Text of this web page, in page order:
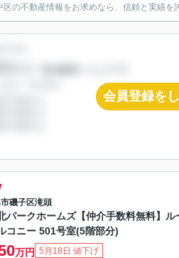
の不動産情報をお求めなら、信頼と実績
会員登録を
磯子区滝頭
パークホームズ【仲介手数料無料】ル
コニー 501号室(5階部分)
万円 5月18日 値下げ